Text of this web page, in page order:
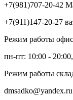
+7(981)707-20-42
+7(911)147-20-27
Режим работы
пн-пт: 10:00 -
Режим работы
dmsadko@yandex.ru